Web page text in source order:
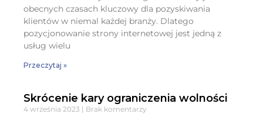
obecnych czasach kluczowy dla pozyskiwania
klientów w niemal każdej branży. Dlatego
pozycjonowanie strony internetowej jest jedną z
usług wielu
Przeczytaj »
Skrócenie kary ograniczenia wolności
4 września 2023 Brak komentarzy